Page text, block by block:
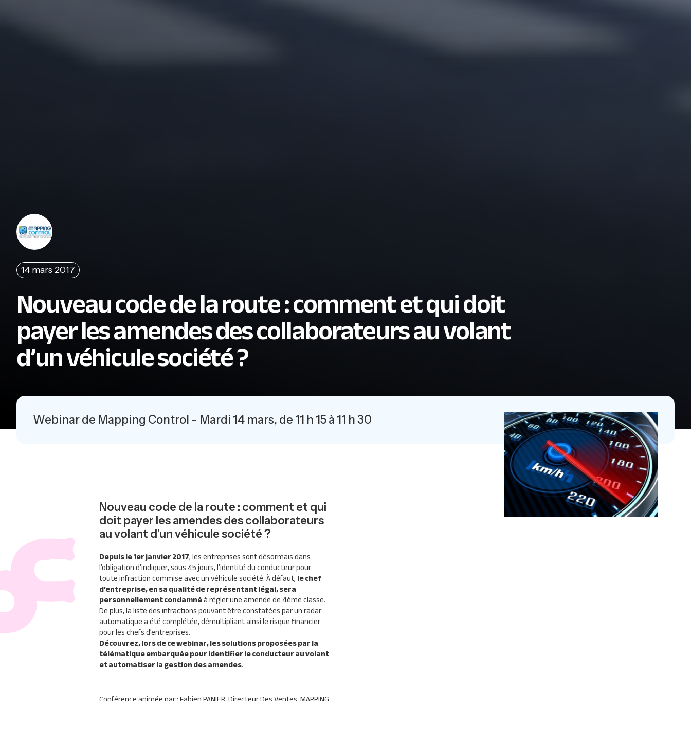
14 mars 2017
Nouveau code de la route : comment et qui doit
payer les amendes des collaborateurs au volant
d’un véhicule société ?
Webinar de Mapping Control - Mardi 14 mars, de 11 h 15 à 11 h 30
Nouveau code de la route : comment et qui
doit payer les amendes des collaborateurs
au volant d’un véhicule société ?
Depuis le 1er janvier 2017, les entreprises sont désormais dans
l’obligation d’indiquer, sous 45 jours, l’identité du conducteur pour
toute infraction commise avec un véhicule société. À défaut,le chef
d’entreprise, en sa qualité de représentant légal, sera
personnellement condamnéà régler une amende de 4ème classe.
De plus, la liste des infractions pouvant être constatées par un radar
automatique a été complétée, démultipliant ainsi le risque financier
pour les chefs d’entreprises.
Découvrez, lors de ce webinar, les solutions proposées par la
télématique embarquée pour identifier le conducteur au volant
et automatiser la gestion des amendes.
Conférence animée par : FabienPANIER , Directeur Des Ventes,MAPPING